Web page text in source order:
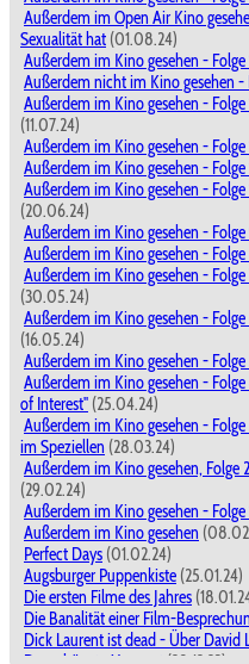
Außerdem im Open Air Kino
Sexualität hat (01.08.24)
Außerdem im Kino gesehen -
Außerdem nicht im Kino gesehen -
Außerdem im Kino gesehen -
(11.07.24)
Außerdem im Kino gesehen - Folge
Außerdem im Kino gesehen -
Außerdem im Kino gesehen -
(20.06.24)
Außerdem im Kino gesehen -
Außerdem im Kino gesehen -
Außerdem im Kino gesehen -
(30.05.24)
Außerdem im Kino gesehen -
(16.05.24)
Außerdem im Kino gesehen -
Außerdem im Kino gesehen -
of Interest" (25.04.24)
Außerdem im Kino gesehen -
im Speziellen (28.03.24)
Außerdem im Kino gesehen, Folge
(29.02.24)
Außerdem im Kino gesehen - Folge
Außerdem im Kino gesehen
Perfect Days (01.02.24)
Augsburger Puppenkiste (25.01.24)
Die ersten Filme des Jahres
Die Banalität einer Film-
Dick Laurent ist dead - Über David